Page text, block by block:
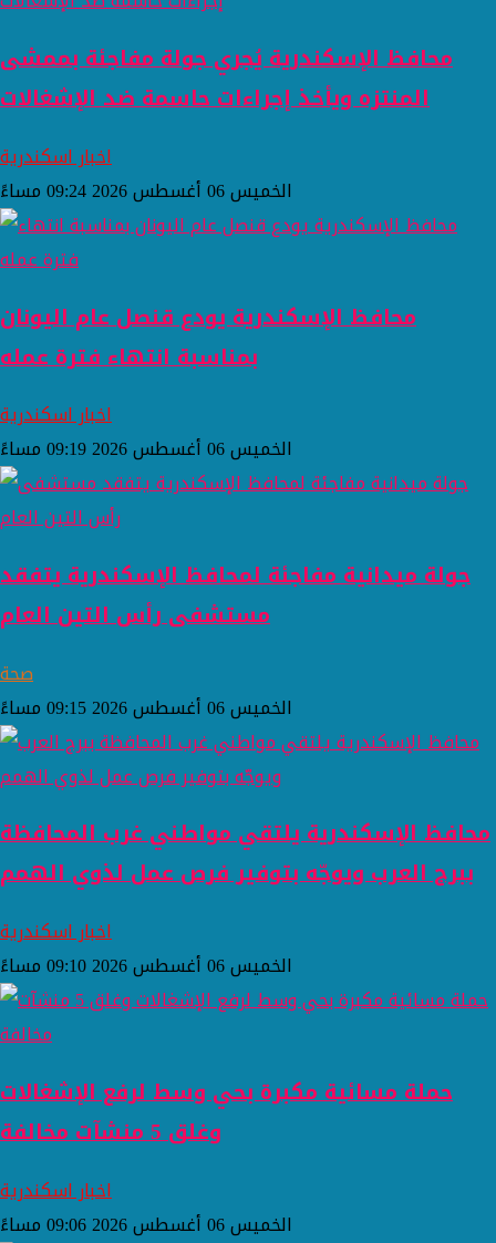
محافظ الإسكندرية يُجري جولة مفاجئة بممشى
المنتزه ويأخذ إجراءات حاسمة ضد الإشغالات
اخبار اسكندرية
الخميس 06 أغسطس 2026 09:24 مساءً
محافظ الإسكندرية يودع قنصل عام اليونان
بمناسبة انتهاء فترة عمله
اخبار اسكندرية
الخميس 06 أغسطس 2026 09:19 مساءً
جولة ميدانية مفاجئة لمحافظ الإسكندرية يتفقد
مستشفى رأس التين العام
صحة
الخميس 06 أغسطس 2026 09:15 مساءً
محافظ الإسكندرية يلتقي مواطني غرب المحافظة
ببرج العرب ويوجّه بتوفير فرص عمل لذوي الهمم
اخبار اسكندرية
الخميس 06 أغسطس 2026 09:10 مساءً
حملة مسائية مكبرة بحي وسط لرفع الإشغالات
وغلق 5 منشآت مخالفة
اخبار اسكندرية
الخميس 06 أغسطس 2026 09:06 مساءً